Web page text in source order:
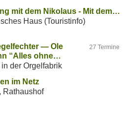
mit dem Nikolaus - Mit dem…
Haus (Touristinfo)
27 Termine
— Ole
“Alles ohne…
in der Orgelfabrik
im Netz
Rathaushof